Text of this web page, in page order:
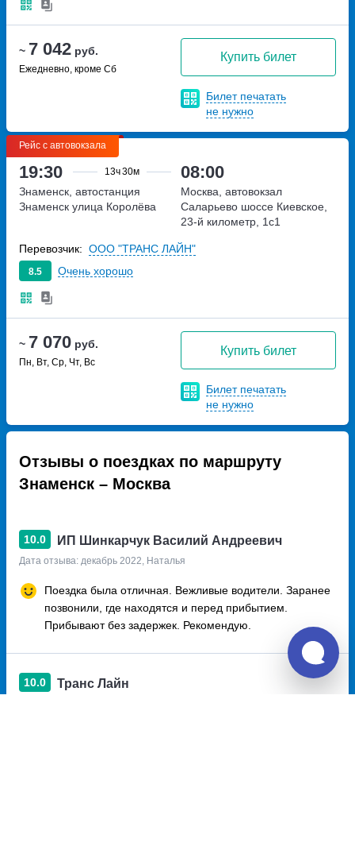
~ 7 042 руб.
Ежедневно, кроме Сб
Купить билет
Билет печатать
не нужно
Рейс с автовокзала
19:30 13ч30м 08:00
~ 7 070 руб.
Пн, Вт, Ср, Чт, Вс
Купить билет
Билет печатать
не нужно
Знаменск, автостанция
Знаменск улица Королёва
Москва, автовокзал
Саларьево шоссе Киевское,
23-й километр, 1с1
8.5 Очень хорошо
Перевозчик: ООО "ТРАНС ЛАЙН"
Отзывы о поездках по маршруту
Знаменск – Москва
10.0 ИП Шинкарчук Василий Андреевич
Дата отзыва: декабрь 2022, Наталья
Поездка была отличная. Вежливые водители. Заранее
позвонили, где находятся и перед прибытием.
Прибывают без задержек. Рекомендую.
10.0 Транс Лайн